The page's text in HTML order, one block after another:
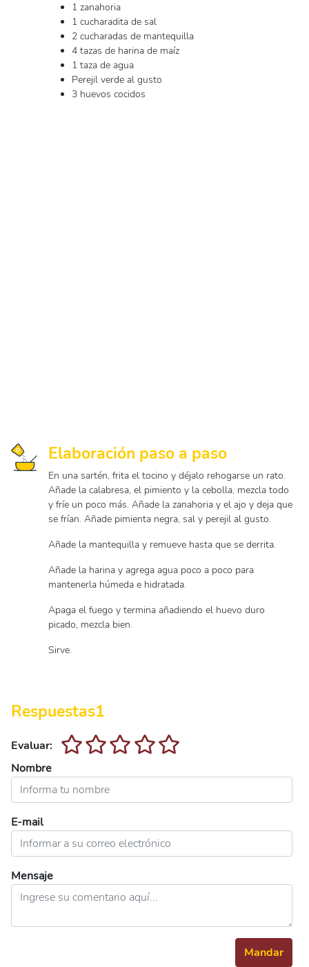
1 zanahoria
1 cucharadita de sal
2 cucharadas de mantequilla
4 tazas de harina de maíz
1 taza de agua
Perejil verde al gusto
3 huevos cocidos
Elaboración paso a paso
En una sartén, frita el tocino y déjalo rehogarse un rato.
Añade la calabresa, el pimiento y la cebolla, mezcla todo
y fríe un poco más. Añade la zanahoria y el ajo y deja que
se frían. Añade pimienta negra, sal y perejil al gusto.
Añade la mantequilla y remueve hasta que se derrita.
Añade la harina y agrega agua poco a poco para
mantenerla húmeda e hidratada.
Apaga el fuego y termina añadiendo el huevo duro
picado, mezcla bien.
Sirve.
Respuestas1
Evaluar:
Nombre
E-mail
Mensaje
Mandar